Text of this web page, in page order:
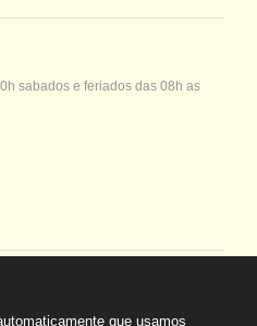
sabados e feriados das 08h as
que usamos